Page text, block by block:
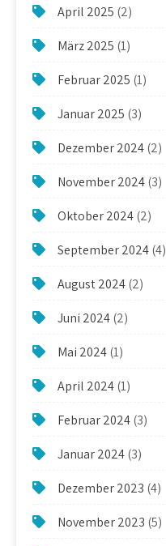
April 2025 (2)
März 2025 (1)
Februar 2025 (1)
Januar 2025 (3)
Dezember 2024(2)
November 2024(3)
Oktober 2024(2)
September 2024(4)
August 2024(2)
Juni 2024(2)
Mai 2024(1)
April 2024(1)
Februar 2024(3)
Januar 2024(3)
Dezember 2023 (4)
November 2023 (5)